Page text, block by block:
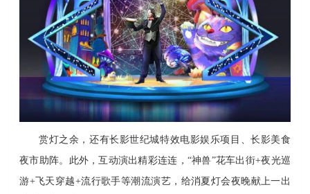
赏灯之余，还有长影世纪城特效电影娱乐项目、长影美食
夜市助阵。此外，互动演出精彩连连，“神兽”花车出街+夜光巡
游+飞天穿越+流行歌手等潮流演艺，给消夏灯会夜晚献上一出